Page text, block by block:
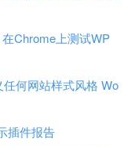
Chrome上测试WP
何网站样式风格 Wo
插件报告